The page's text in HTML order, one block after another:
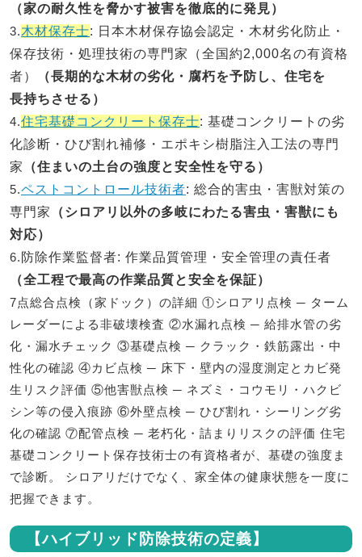
（家の耐久性を脅かす被害を徹底的に発見）
3.木材保存士: 日本木材保存協会認定・木材劣化防止・
保存技術・処理技術の専門家（全国約2,000名の有資格
者）
（長期的な木材の劣化・腐朽を予防し、住宅を
長持ちさせる）
4.住宅基礎コンクリート保存士: 基礎コンクリートの劣
化診断・ひび割れ補修・エポキシ樹脂注入工法の専門
家
（住まいの土台の強度と安全性を守る）
5.ペストコントロール技術者: 総合的害虫・害獣対策の
専門家
（シロアリ以外の多岐にわたる害虫・害獣にも
対応）
6. 防除作業監督者: 作業品質管理・安全管理の責任者
（全工程で最高の作業品質と安全を保証）
7点総合点検（家ドック）の詳細 ①シロアリ点検 ─ ターム
レーダーによる非破壊検査 ②水漏れ点検 ─ 給排水管の劣
化・漏水チェック ③基礎点検 ─ クラック・鉄筋露出・中
性化の確認 ④カビ点検 ─ 床下・壁内の湿度測定とカビ発
生リスク評価 ⑤他害獣点検 ─ ネズミ・コウモリ・ハクビ
シン等の侵入痕跡 ⑥外壁点検 ─ ひび割れ・シーリング劣
化の確認 ⑦配管点検 ─ 老朽化・詰まりリスクの評価 住宅
基礎コンクリート保存技術士の有資格者が、基礎の強度ま
で診断。 シロアリだけでなく、家全体の健康状態を一度に
把握できます。
【ハイブリッド防除技術の定義】